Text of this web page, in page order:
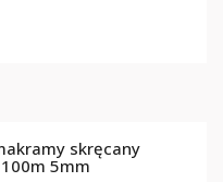
skręcany
100m 5mm